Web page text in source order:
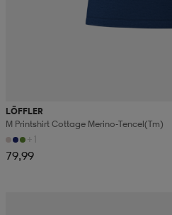
LÖFFLER
M Printshirt Cottage Merino-Tencel(tm)
+1
79,99